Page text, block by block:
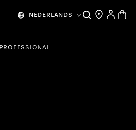
NEDERLANDS Wat zoek je?
Dealer zoeken
Mijn
PROFESSIONAL